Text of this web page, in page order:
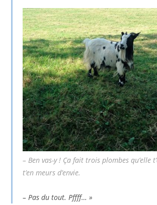
– Ben vas-y ! Ça fait trois plombes qu’elle
t’en meurs d’envie.
– Pas du tout. Pffff… »